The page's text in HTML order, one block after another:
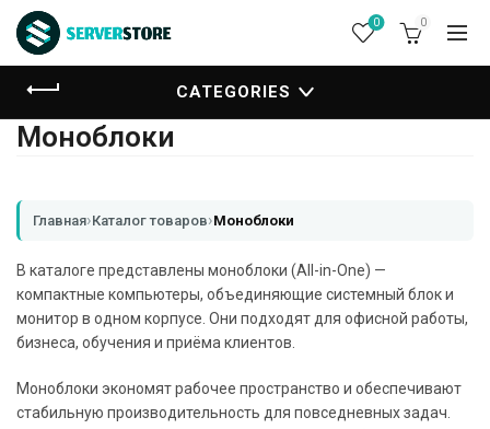
0 0
CATEGORIES
Моноблоки
Главная›Каталог товаров›Моноблоки
В каталоге представлены моноблоки (All-in-One) —
компактные компьютеры, объединяющие системный блок и
монитор в одном корпусе. Они подходят для офисной работы,
бизнеса, обучения и приёма клиентов.
Моноблоки экономят рабочее пространство и обеспечивают
стабильную производительность для повседневных задач.